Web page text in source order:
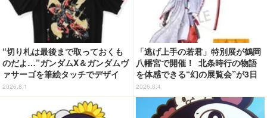
“切り札は最後まで取っておくも
のだよ…”ガンダムX＆ガンダムヴ
ァサーゴを筆絵タッチでデザイ
ン！「ガンダムX」Tシャツ発売
2026.8.1
「逃げ上手の若君」特別展が鶴岡
八幡宮で開催！ 北条時行の物語
を体感できる“幻の展覧会”が3日
間限定で登場【8/28～30】
2026.8.4